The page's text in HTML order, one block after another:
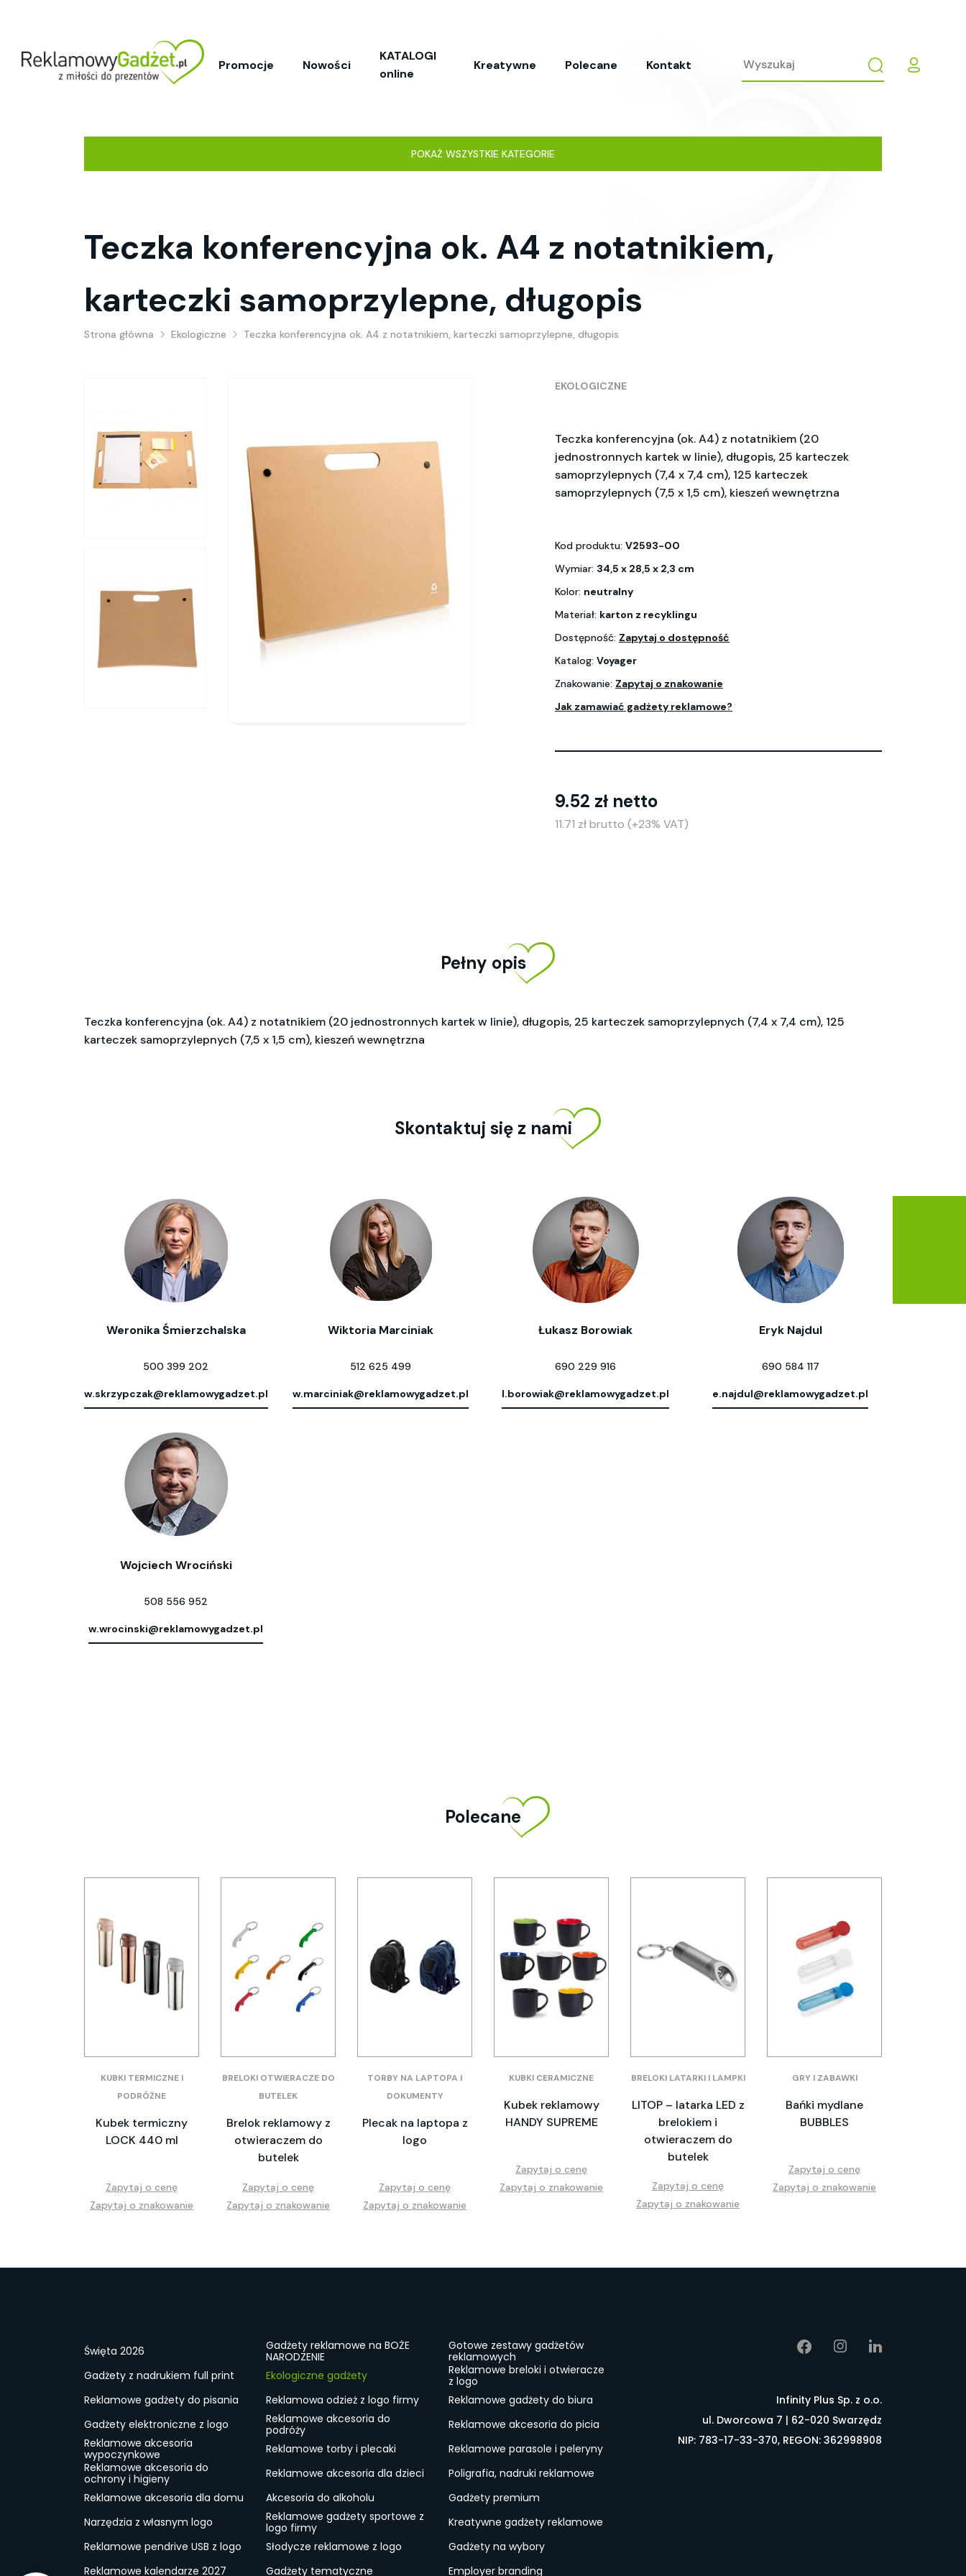
Promocje Nowości
KATALOGI
online
Kreatywne Polecane Kontakt
POKAŻ WSZYSTKIE KATEGORIE
Teczka konferencyjna ok. A4 z notatnikiem,
karteczki samoprzylepne, długopis
Strona główna Ekologiczne Teczka konferencyjna ok. A4 z notatnikiem, karteczki samoprzylepne, długopis
EKOLOGICZNE
Teczka konferencyjna (ok. A4) z notatnikiem (20
jednostronnych kartek w linie), długopis, 25 karteczek
samoprzylepnych (7,4 x 7,4 cm), 125 karteczek
samoprzylepnych (7,5 x 1,5 cm), kieszeń wewnętrzna
Kod produktu: V2593-00
Wymiar: 34,5 x 28,5 x 2,3 cm
Kolor: neutralny
Materiał: karton z recyklingu
Dostępność: Zapytaj o dostępność
Katalog: Voyager
Znakowanie: Zapytaj o znakowanie
Jak zamawiać gadżety reklamowe?
9.52 zł netto
11.71 zł brutto (+23% VAT)
Pełny opis
Teczka konferencyjna (ok. A4) z notatnikiem (20 jednostronnych kartek w linie), długopis, 25 karteczek samoprzylepnych (7,4 x 7,4 cm), 125
karteczek samoprzylepnych (7,5 x 1,5 cm), kieszeń wewnętrzna
Skontaktuj się z nami
Weronika Śmierzchalska
500 399 202
w.skrzypczak@reklamowygadzet.pl
Wiktoria Marciniak
512 625 499
w.marciniak@reklamowygadzet.pl
Łukasz Borowiak
690 229 916
l.borowiak@reklamowygadzet.pl
Eryk Najdul
690 584 117
e.najdul@reklamowygadzet.pl
Wojciech Wrociński
508 556 952
w.wrocinski@reklamowygadzet.pl
Polecane
KUBKI TERMICZNE I
PODRÓŻNE
Kubek termiczny
LOCK 440 ml
Zapytaj o cenę
Zapytaj o znakowanie
BRELOKI OTWIERACZE DO
BUTELEK
Brelok reklamowy z
otwieraczem do
butelek
Zapytaj o cenę
Zapytaj o znakowanie
TORBY NA LAPTOPA I
DOKUMENTY
Plecak na laptopa z
logo
Zapytaj o cenę
Zapytaj o znakowanie
KUBKI CERAMICZNE
Kubek reklamowy
HANDY SUPREME
Zapytaj o cenę
Zapytaj o znakowanie
BRELOKI LATARKI I LAMPKI
LITOP – latarka LED z
brelokiem i
otwieraczem do
butelek
Zapytaj o cenę
Zapytaj o znakowanie
GRY I ZABAWKI
Bańki mydlane
BUBBLES
Zapytaj o cenę
Zapytaj o znakowanie
Święta 2026
Gadżety reklamowe na BOŻE
NARODZENIE
Gotowe zestawy gadżetów
reklamowych
Gadżety z nadrukiem full print
Ekologiczne gadżety
Reklamowe breloki i otwieracze
z logo
Reklamowe gadżety do pisania
Reklamowa odzież z logo firmy
Reklamowe gadżety do biura
Gadżety elektroniczne z logo
Reklamowe akcesoria do
podróży
Reklamowe akcesoria do picia
Reklamowe akcesoria
wypoczynkowe
Reklamowe torby i plecaki
Reklamowe parasole i peleryny
Reklamowe akcesoria do
ochrony i higieny
Reklamowe akcesoria dla dzieci
Poligrafia, nadruki reklamowe
Reklamowe akcesoria dla domu
Akcesoria do alkoholu
Gadżety premium
Narzędzia z własnym logo
Reklamowe gadżety sportowe z
logo firmy
Kreatywne gadżety reklamowe
Reklamowe pendrive USB z logo
Słodycze reklamowe z logo
Gadżety na wybory
Reklamowe kalendarze 2027
Gadżety tematyczne Employer branding
Infinity Plus Sp. z o.o.
ul. Dworcowa 7 | 62-020 Swarzędz
NIP: 783-17-33-370, REGON: 362998908